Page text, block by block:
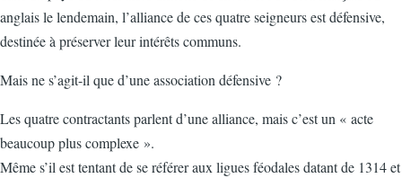
anglais le lendemain, l’alliance de ces quatre seigneurs est défensive,
destinée à préserver leur intérêts communs.
Mais ne s’agit-il que d’une association défensive ?
Les quatre contractants parlent d’une alliance, mais c’est un « acte
beaucoup plus complexe ».
Même s’il est tentant de se référer aux ligues féodales datant de 1314 et